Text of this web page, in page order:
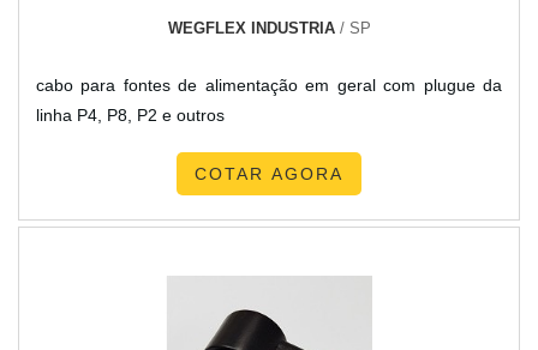
eficientes, comprova sua essência de trazer o melhor para
Profissionais com vasta experiência na área de atuação.Sem
transformadores, deve-se descartar companhias que não
tenham produtos e serviços com ótima qualidade e
assertividade, detalhes primordiais que são deixados de lado
por muitas companhias que não focam na fidelização do
cliente.Esses e outros motivos são a razão pela qual a TBR
segmento de fabricação de transformadores. A empresa
foca na satisfação da venda à entrega final, com foco total
na qualidade.GARANTIA DE QUALIDADE COMPROVADANa
WEGFLEX INDUSTRIA/ SP
cabo para fontes de alimentação em geral com plugue da
linha P4, P8, P2 e outros
COTAR AGORA